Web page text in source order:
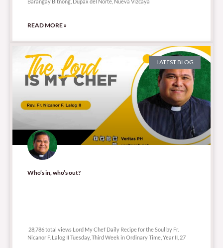
READ MORE »
LATEST BLOG
Who’s in, who’s out?
28,786 total views Lord My Chef Daily Recipe for the Soul by Fr.
Nicanor F. Lalog II Tuesday, Third Week in Ordinary Time, Year II, 27